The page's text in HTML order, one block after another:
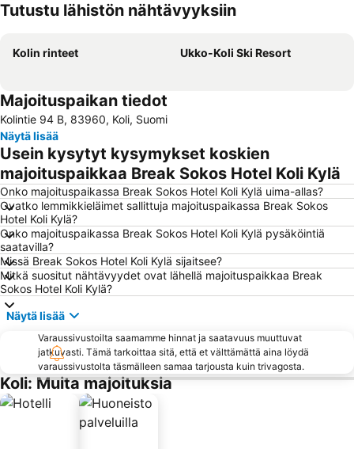
Tutustu lähistön nähtävyyksiin
Kolin rinteet Ukko-Koli Ski Resort
Majoituspaikan tiedot
Kolintie 94 B, 83960, Koli, Suomi
Näytä lisää
Usein kysytyt kysymykset koskien
majoituspaikkaa Break Sokos Hotel Koli Kylä
Onko majoituspaikassa Break Sokos Hotel Koli Kylä uima-allas?
Ovatko lemmikkieläimet sallittuja majoituspaikassa Break Sokos
Hotel Koli Kylä?
Onko majoituspaikassa Break Sokos Hotel Koli Kylä pysäköintiä
saatavilla?
Missä Break Sokos Hotel Koli Kylä sijaitsee?
Mitkä suositut nähtävyydet ovat lähellä majoituspaikkaa Break
Sokos Hotel Koli Kylä?
Näytä lisää
Varaussivustoilta saamamme hinnat ja saatavuus muuttuvat
jatkuvasti. Tämä tarkoittaa sitä, että et välttämättä aina löydä
varaussivustolta täsmälleen samaa tarjousta kuin trivagosta.
Koli: Muita majoituksia